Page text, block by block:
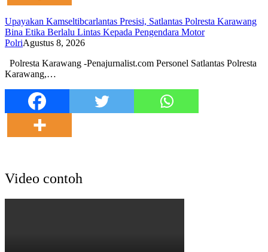
Upayakan Kamseltibcarlantas Presisi, Satlantas Polresta Karawang
Bina Etika Berlalu Lintas Kepada Pengendara Motor
PolriAgustus 8, 2026
Polresta Karawang -Penajurnalist.com Personel Satlantas Polresta
Karawang,…
Video contoh